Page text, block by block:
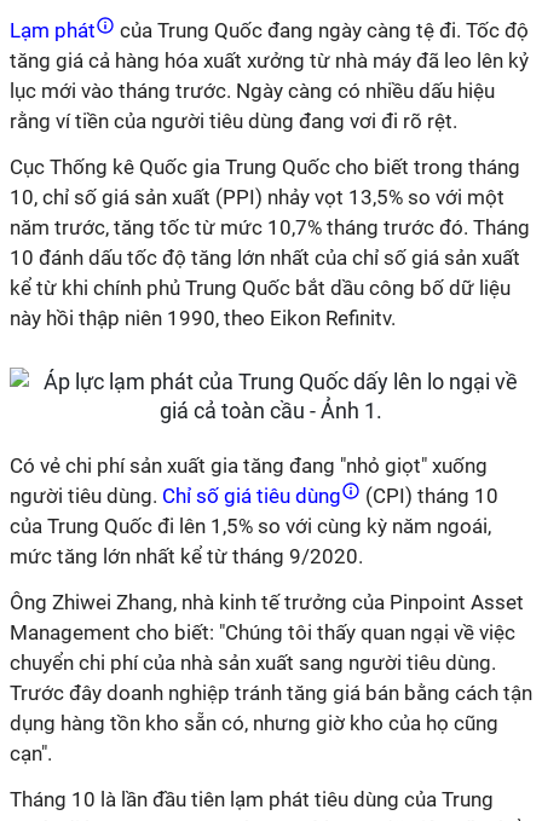
Lạm phát
của Trung Quốc đang ngày càng tệ đi. Tốc độ
tăng giá cả hàng hóa xuất xưởng từ nhà máy đã leo lên kỷ
lục mới vào tháng trước. Ngày càng có nhiều dấu hiệu
rằng ví tiền của người tiêu dùng đang vơi đi rõ rệt.
Cục Thống kê Quốc gia Trung Quốc cho biết trong tháng
10, chỉ số giá sản xuất (PPI) nhảy vọt 13,5% so với một
năm trước, tăng tốc từ mức 10,7% tháng trước đó. Tháng
10 đánh dấu tốc độ tăng lớn nhất của chỉ số giá sản xuất
kể từ khi chính phủ Trung Quốc bắt dầu công bố dữ liệu
này hồi thập niên 1990, theo Eikon Refinitv.
Có vẻ chi phí sản xuất gia tăng đang "nhỏ giọt" xuống
người tiêu dùng. Chỉ số giá tiêu dùng
(CPI) tháng 10
của Trung Quốc đi lên 1,5% so với cùng kỳ năm ngoái,
mức tăng lớn nhất kể từ tháng 9/2020.
Ông Zhiwei Zhang, nhà kinh tế trưởng của Pinpoint Asset
Management cho biết: "Chúng tôi thấy quan ngại về việc
chuyển chi phí của nhà sản xuất sang người tiêu dùng.
Trước đây doanh nghiệp tránh tăng giá bán bằng cách tận
dụng hàng tồn kho sẵn có, nhưng giờ kho của họ cũng
cạn".
Tháng 10 là lần đầu tiên lạm phát tiêu dùng của Trung